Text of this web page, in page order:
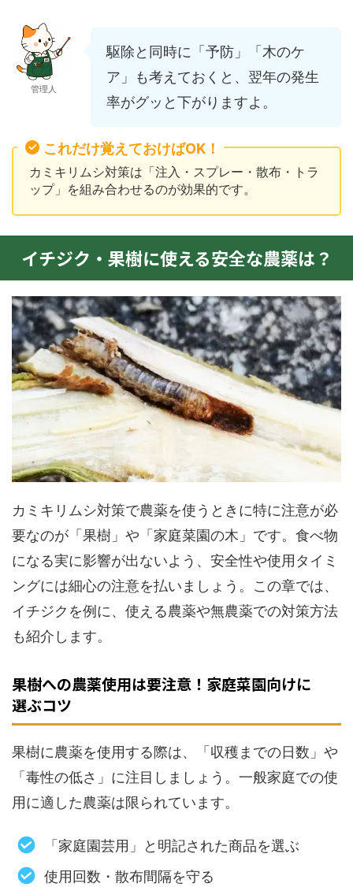
管理人
駆除と同時に「予防」「木のケ
ア」も考えておくと、翌年の発生
率がグッと下がりますよ。
これだけ覚えておけばOK！
カミキリムシ対策は「注入・スプレー・散布・トラ
ップ」を組み合わせるのが効果的です。
イチジク・果樹に使える安全な農薬は？
カミキリムシ対策で農薬を使うときに特に注意が必
要なのが「果樹」や「家庭菜園の木」です。食べ物
になる実に影響が出ないよう、安全性や使用タイミ
ングには細心の注意を払いましょう。この章では、
イチジクを例に、使える農薬や無農薬での対策方法
も紹介します。
果樹への農薬使用は要注意！家庭菜園向けに
選ぶコツ
果樹に農薬を使用する際は、「収穫までの日数」や
「毒性の低さ」に注目しましょう。一般家庭での使
用に適した農薬は限られています。
「家庭園芸用」と明記された商品を選ぶ
使用回数・散布間隔を守る